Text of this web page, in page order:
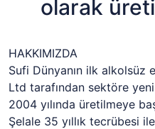
olarak
HAKKIMIZDA
Sufi Dünyanın ilk alkolsüz
Ltd tarafından sektöre
2004 yılında üretilmeye
Şelale 35 yıllık tecrübesi